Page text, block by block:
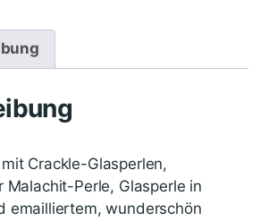
Crackle-Glasperlen,
Malachit-Perle, Glasperle in
emailliertem, wunderschön